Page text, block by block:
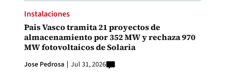
Instalaciones
Pais Vasco tramita 21 proyectos de
almacenamiento por 352 MW y rechaza 970
MW fotovoltaicos de Solaria
Jose Pedrosa Jul 31, 2026